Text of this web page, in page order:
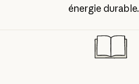
énergie durable.